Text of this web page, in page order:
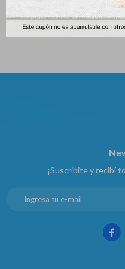
¡Suscribite y recibí
